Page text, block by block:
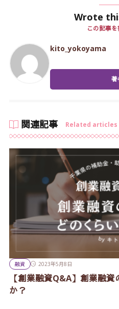
Wrote
この記事
kito_yokoyama
著
関連記事 Related articles
融資 2023年5月8日
【創業融資Q&A】創業融
か？